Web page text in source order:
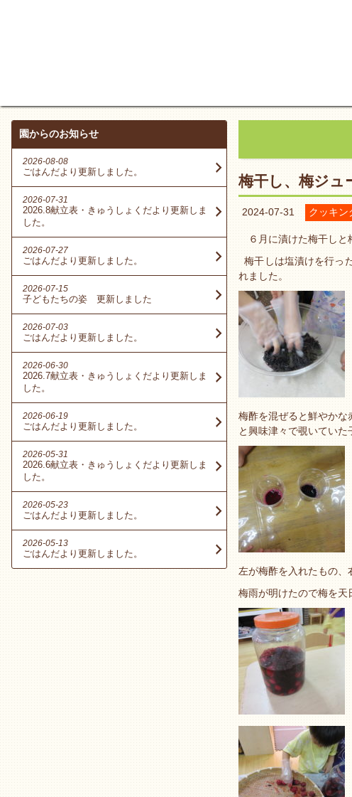
梅干し、梅ジュ
2024-07-31 クッキン
６月に漬けた梅干しと
梅干しは塩漬けを行っ
れました。
梅酢を混ぜると鮮やかな
と興味津々で覗いていた
左が梅酢を入れたもの、
梅雨が明けたので梅を天
園からのお知らせ
2026-08-08
ごはんだより更新しました。
2026-07-31
2026.8献立表・きゅうしょくだより更新しま
した。
2026-07-27
ごはんだより更新しました。
2026-07-15
子どもたちの姿 更新しました
2026-07-03
ごはんだより更新しました。
2026-06-30
2026.7献立表・きゅうしょくだより更新しま
した。
2026-06-19
ごはんだより更新しました。
2026-05-31
2026.6献立表・きゅうしょくだより更新しま
した。
2026-05-23
ごはんだより更新しました。
2026-05-13
ごはんだより更新しました。